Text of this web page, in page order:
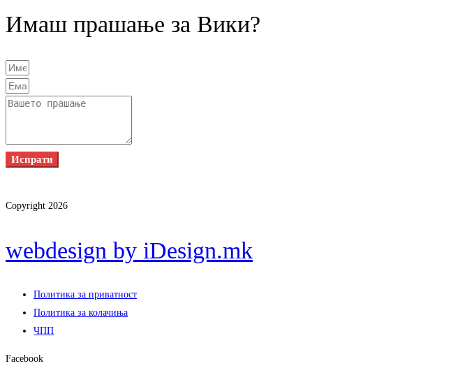
Имаш прашање за Вики?
Испрати
Copyright 2026
webdesign by iDesign.mk
Политика за приватност
Политика за колачиња
ЧПП
Facebook